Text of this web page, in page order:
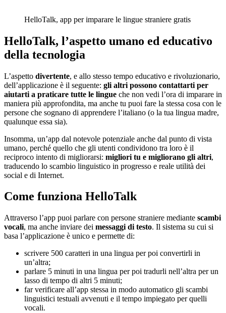
HelloTalk, app per imparare le lingue straniere gratis
HelloTalk, l’aspetto umano ed educativo
della tecnologia
L’aspetto divertente, e allo stesso tempo educativo e rivoluzionario,
dell’applicazione è il seguente: gli altri possono contattarti per
aiutarti a praticare tutte le lingue che non vedi l’ora di imparare in
maniera più approfondita, ma anche tu puoi fare la stessa cosa con le
persone che sognano di apprendere l’italiano (o la tua lingua madre,
qualunque essa sia).
Insomma, un’app dal notevole potenziale anche dal punto di vista
umano, perché quello che gli utenti condividono tra loro è il
reciproco intento di migliorarsi: migliori tu e migliorano gli altri,
traducendo lo scambio linguistico in progresso e reale utilità dei
social e di Internet.
Come funziona HelloTalk
Attraverso l’app puoi parlare con persone straniere mediante scambi
vocali, ma anche inviare dei messaggi di testo. Il sistema su cui si
basa l’applicazione è unico e permette di:
scrivere 500 caratteri in una lingua per poi convertirli in
un’altra;
parlare 5 minuti in una lingua per poi tradurli nell’altra per un
lasso di tempo di altri 5 minuti;
far verificare all’app stessa in modo automatico gli scambi
linguistici testuali avvenuti e il tempo impiegato per quelli
vocali.